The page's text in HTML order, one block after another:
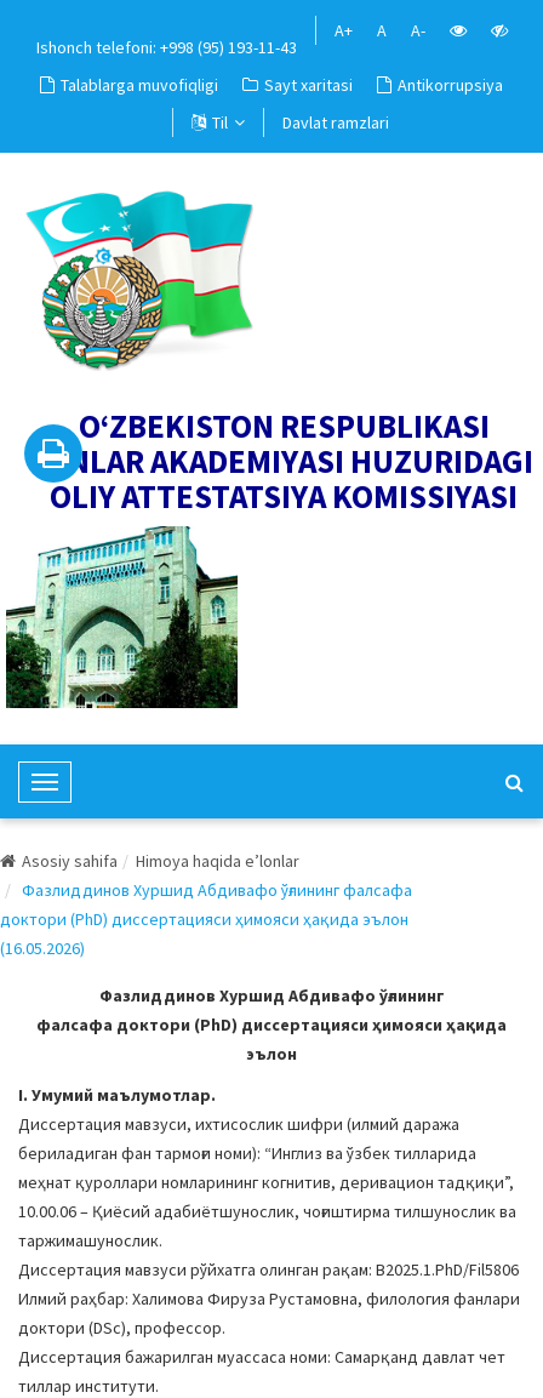
Ishonch telefoni: +998 (95) 193-11-43
A+ A A-
Talablarga muvofiqligi Sayt xaritasi
Antikorrupsiya
Til
Davlat ramzlari
O‘ZBEKISTON RESPUBLIKASI
FANLAR AKADEMIYASI HUZURIDAGI
OLIY ATTESTATSIYA KOMISSIYASI
T
o
g
l
e
N
v
a
t
i
o
n
Asosiy sahifa
Himoya haqida e’lonlar
Фазлиддинов Хуршид Абдивафо ўғлининг фалсафа
доктори (PhD) диссертацияси ҳимояси ҳақида эълон
(16.05.2026)
Фазлиддинов Хуршид Абдивафо ўғлининг
фалсафа доктори (PhD) диссертацияси ҳимояси ҳақида
эълон
I. Умумий маълумотлар.
Диссертация мавзуси, ихтисослик шифри (илмий даража
бериладиган фан тармоғи номи): “Инглиз ва ўзбек тилларида
меҳнат қуроллари номларининг когнитив, деривацион тадқиқи”,
10.00.06 – Қиёсий адабиётшунослик, чоғиштирма тилшунослик ва
таржимашунослик.
Диссертация мавзуси рўйхатга олинган рақам: B2025.1.PhD/Fil5806
Илмий раҳбар: Халимова Фируза Рустамовна, филология фанлари
доктори (DSc), профессор.
Диссертация бажарилган муассаса номи: Самарқанд давлат чет
тиллар институти.